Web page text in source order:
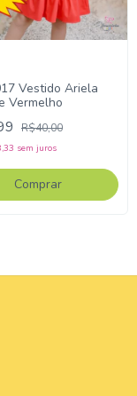
Vestido Ariela
Vermelho
R$40,00
sem juros
Comprar